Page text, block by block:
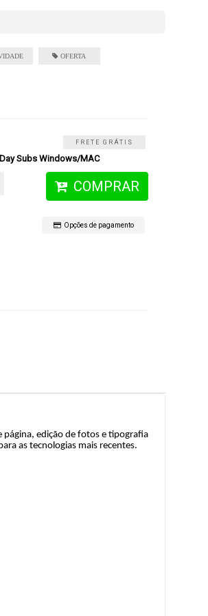
FRETE GRÁTIS
Subs Windows/MAC
COMPRAR
Opções de pagamento
página, edição de fotos e tipografia
as tecnologias mais recentes.